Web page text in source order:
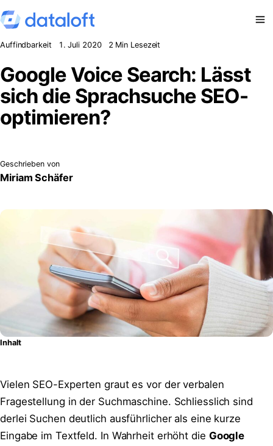
Zum Inhalt springen
Auffindbarkeit 1. Juli 2020 2 Min Lesezeit
Google Voice Search: Lässt
sich die Sprachsuche SEO-
optimieren?
Geschrieben von
Miriam Schäfer
Inhalt
Vielen SEO-Experten graut es vor der verbalen
Fragestellung in der Suchmaschine. Schliesslich sind
derlei Suchen deutlich ausführlicher als eine kurze
Eingabe im Textfeld. In Wahrheit erhöht die Google